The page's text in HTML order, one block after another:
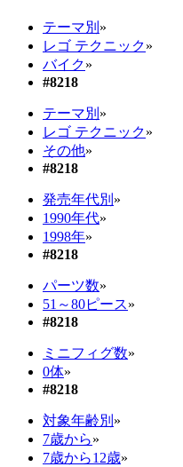
テーマ別 »
レゴ テクニック»
バイク»
#8218
テーマ別 »
レゴ テクニック»
その他»
#8218
発売年代別 »
1990年代»
1998年»
#8218
パーツ数»
51～80ピース»
#8218
ミニフィグ数»
0体»
#8218
対象年齢別 »
7歳から»
7歳から12歳»